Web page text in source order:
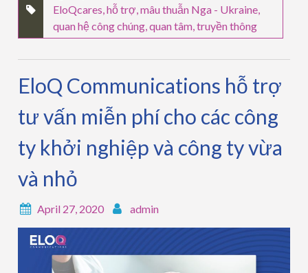
EloQcares ,hỗ trợ ,mâu thuẫn Nga - Ukraine
quan hệ công chúng ,quan tâm ,truyền thông
EloQ Communications hỗ trợ
tư vấn miễn phí cho các công
ty khởi nghiệp và công ty vừa
và nhỏ
April 27, 2020 admin